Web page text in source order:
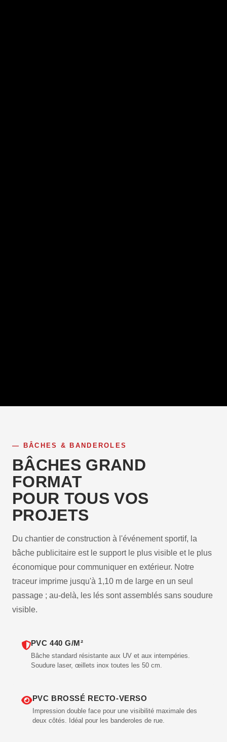
BÂCHES & BANDEROLES
BÂCHES GRAND
FORMAT
POUR TOUS VOS
PROJETS
Du chantier de construction à l'événement sportif, la
bâche publicitaire est le support le plus visible et le plus
économique pour communiquer en extérieur. Notre
traceur imprime jusqu'à 1,10 m de large en un seul
passage ; au-delà, les lés sont assemblés sans soudure
visible.
PVC 440 G/M²
Bâche standard résistante aux UV et aux intempéries.
Soudure laser, œillets inox toutes les 50 cm.
PVC BROSSÉ RECTO-VERSO
Impression double face pour une visibilité maximale des
deux côtés. Idéal pour les banderoles de rue.